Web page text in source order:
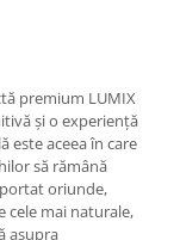
premium LUMIX
și o experiență
este aceea în care
să rămână
oriunde,
cele mai naturale,
asupra